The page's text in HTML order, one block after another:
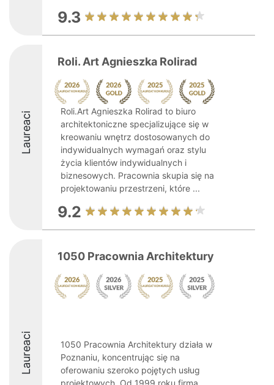
9.3
Laureaci
Roli. Art Agnieszka Rolirad
Roli.Art Agnieszka Rolirad to biuro
architektoniczne specjalizujące się w
kreowaniu wnętrz dostosowanych do
indywidualnych wymagań oraz stylu
życia klientów indywidualnych i
biznesowych. Pracownia skupia się na
projektowaniu przestrzeni, które ...
9.2
Laureaci
1050 Pracownia Architektury
1050 Pracownia Architektury działa w
Poznaniu, koncentrując się na
oferowaniu szeroko pojętych usług
projektowych. Od 1999 roku firma